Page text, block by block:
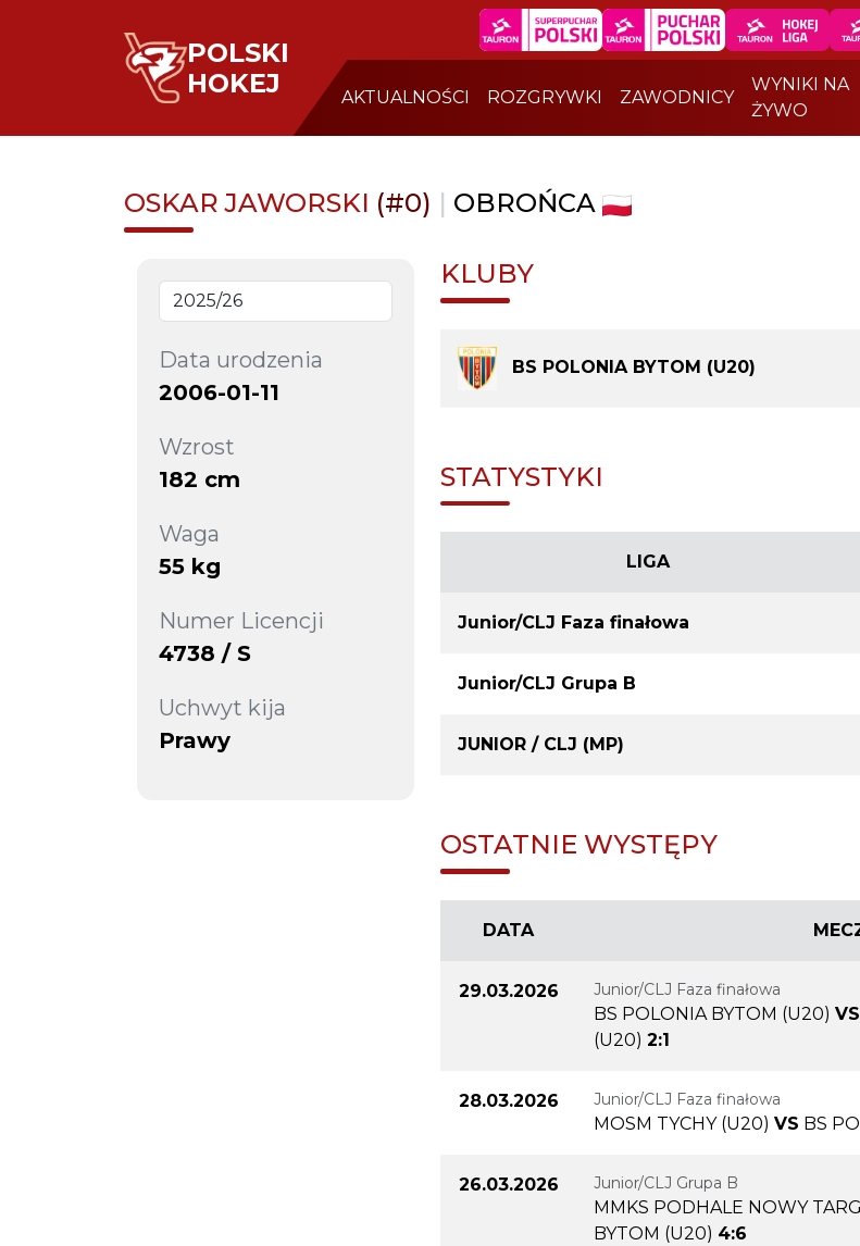
POLSKI
HOKEJ
AKTUALNOŚCI ROZGRYWKI ZAWODNICY
WYNIKI NA
ŻYWO
OSKAR JAWORSKI (#0) | OBROŃCA
Data urodzenia
2006-01-11
Wzrost
182 cm
Waga
55 kg
Numer Licencji
4738 / S
Uchwyt kija
Prawy
KLUBY
BS POLONIA BYTOM (U20)
STATYSTYKI
LIGA
Junior/CLJ Faza finałowa
Junior/CLJ Grupa B
JUNIOR / CLJ (MP)
OSTATNIE WYSTĘPY
DATA
29.03.2026 Junior/CLJ Faza finałowa
BS POLONIA BYTOM (U20) VS
(U20) 2:1
28.03.2026 Junior/CLJ Faza finałowa
MOSM TYCHY (U20) VS BS
26.03.2026 Junior/CLJ Grupa B
MMKS PODHALE NOWY
BYTOM (U20) 4:6